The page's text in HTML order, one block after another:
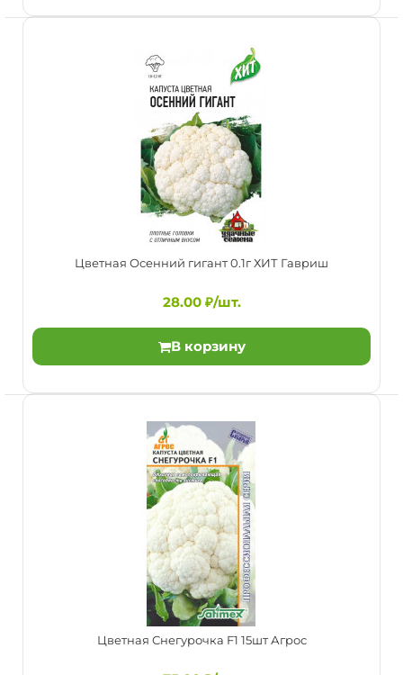
Цветная Мовир 74 0.3г ХИТ Гавриш
28.00 ₽/шт.
Скороспелый (70-96 дней от всходов до технической
спелости) сорт. Головка плоскоокруглая, средней ве..
Цветная Осенний гигант 0.1г ХИТ Гавриш
28.00 ₽/шт.
Цветная Осенний гигант 0.1г ХИТ Гавриш
28.00 ₽/шт.
В корзину
Цветная Снегурочка F1 15шт Агрос